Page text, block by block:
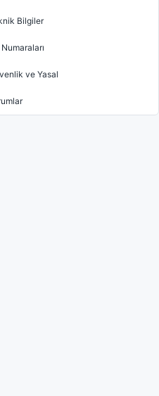
Bilgiler
Numaraları
ve Yasal